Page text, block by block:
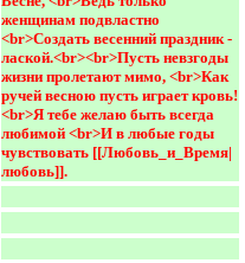
женщинам подвластно
<br>Создать весенний праздник -
лаской.<br><br>Пусть невзгоды
жизни пролетают мимо, <br>Как
ручей весною пусть играет кровь!
<br>Я тебе желаю быть всегда
любимой <br>И в любые годы
чувствовать [[Любовь_и_Время|
любовь]].